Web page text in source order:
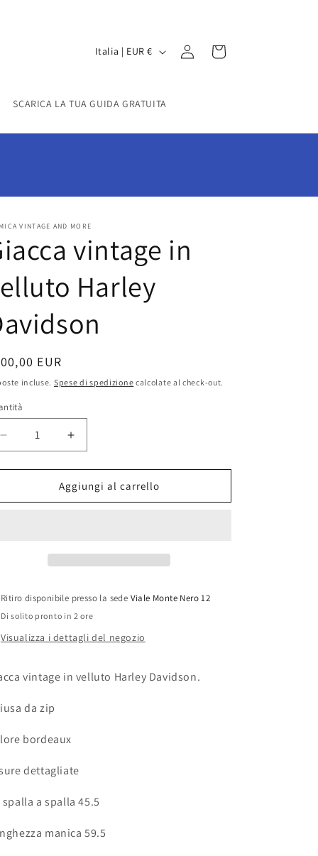
SCARICA LA TUA GUIDA GRATUITA
s
e
r
e
a
e
g
a
i
a
Italia | EUR € Accedi Carrello
VINTAGE AND MORE
vintage in
Harley
EUR
incluse. Spese di spedizione calcolate al check-out.
Diminuisci
quantità
per
vintage
Aumenta
quantità
per
Giacca
vintage
Aggiungi al carrello
Ritiro disponibile presso la sede Viale Monte Nero 12
Di solito pronto in 2 ore
Visualizza i dettagli del negozio
vintage in velluto Harley Davidson.
da zip
bordeaux
dettagliate
spalla a spalla 45.5
manica 59.5